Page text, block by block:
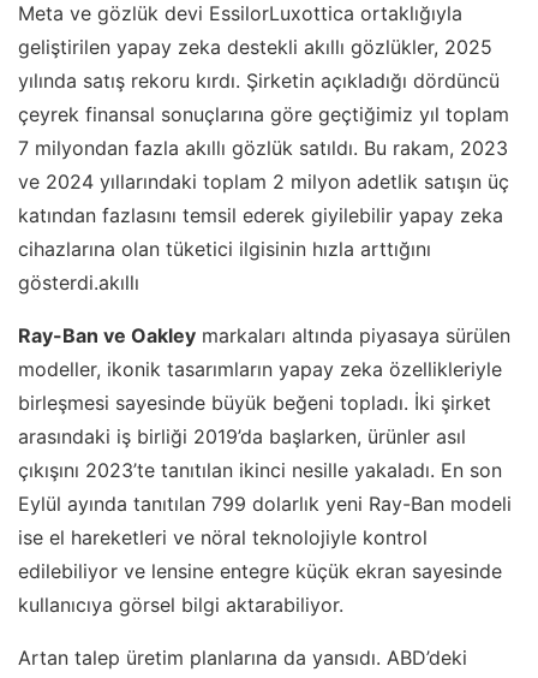
Meta ve gözlük devi EssilorLuxottica ortaklığıyla
geliştirilen yapay zeka destekli akıllı gözlükler, 2025
yılında satış rekoru kırdı. Şirketin açıkladığı dördüncü
çeyrek finansal sonuçlarına göre geçtiğimiz yıl toplam
7 milyondan fazla akıllı gözlük satıldı. Bu rakam, 2023
ve 2024 yıllarındaki toplam 2 milyon adetlik satışın üç
katından fazlasını temsil ederek giyilebilir yapay zeka
cihazlarına olan tüketici ilgisinin hızla arttığını
gösterdi.akıllı
Ray-Ban ve Oakley markaları altında piyasaya sürülen
modeller, ikonik tasarımların yapay zeka özellikleriyle
birleşmesi sayesinde büyük beğeni topladı. İki şirket
arasındaki iş birliği 2019’da başlarken, ürünler asıl
çıkışını 2023’te tanıtılan ikinci nesille yakaladı. En son
Eylül ayında tanıtılan 799 dolarlık yeni Ray-Ban modeli
ise el hareketleri ve nöral teknolojiyle kontrol
edilebiliyor ve lensine entegre küçük ekran sayesinde
kullanıcıya görsel bilgi aktarabiliyor.
Artan talep üretim planlarına da yansıdı. ABD’deki